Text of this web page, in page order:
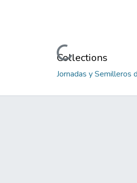
Loading...
Collections
Jornadas y Semilleros